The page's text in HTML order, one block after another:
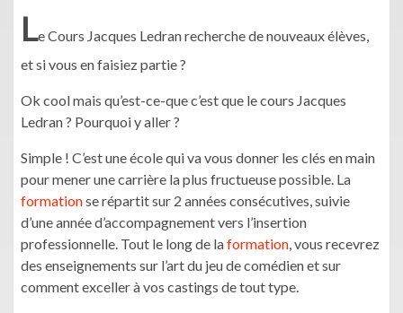
Le Cours Jacques Ledran recherche de nouveaux élèves,
et si vous en faisiez partie ?
Ok cool mais qu’est-ce-que c’est que le cours Jacques
Ledran ? Pourquoi y aller ?
Simple ! C’est une école qui va vous donner les clés en main
pour mener une carrière la plus fructueuse possible. La
formationse répartit sur 2 années consécutives, suivie
d’une année d’accompagnement vers l’insertion
professionnelle. Tout le long de laformation, vous recevrez
des enseignements sur l’art du jeu de comédien et sur
comment exceller à vos castings de tout type.